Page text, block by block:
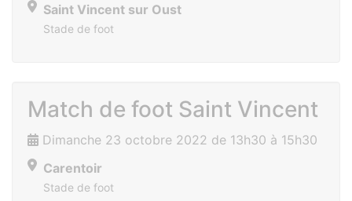
Saint Vincent sur Oust
Stade de foot
Match de foot Saint Vincent
Dimanche 23 octobre 2022 de 13h30 à 15h30
Carentoir
Stade de foot